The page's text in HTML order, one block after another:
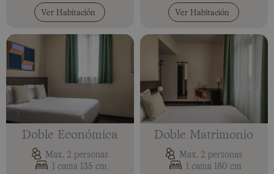
Ver Habitación Ver Habitación
Doble Económica
Max. 2 personas
1 cama 135 cm
Doble Matrimonio
Max. 2 personas
1 cama 180 cm